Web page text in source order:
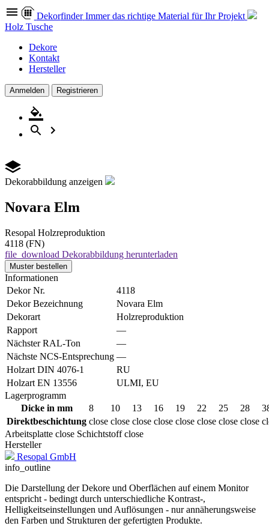
Dekorfinder Immer das richtige Material für Ihr Projekt
Holz Tusche
Dekore
Kontakt
Hersteller
Anmelden Registrieren
Dekorabbildung anzeigen
Novara Elm
Resopal Holzreproduktion
4118 (FN)
file_download Dekorabbildung herunterladen
Muster bestellen
Informationen
Dekor Nr.
4118
Dekor Bezeichnung
Novara Elm
Dekorart
Holzreproduktion
Rapport
—
Nächster RAL-Ton
—
Nächste NCS-Entsprechung —
Holzart DIN 4076-1
RU
Holzart EN 13556
ULMI, EU
Lagerprogramm
Dicke in mm
8 10 13 16 19 22 25 28
Direktbeschichtung close close close close close close close close
Arbeitsplatte close Schichtstoff close
Hersteller
Resopal GmbH
info_outline
Die Darstellung der Dekore und Oberflächen auf einem Monitor
entspricht - bedingt durch unterschiedliche Kontrast-,
Helligkeitseinstellungen und Auflösungen - nur annäherungsweise
den Farben und Strukturen der gefertigten Produkte.